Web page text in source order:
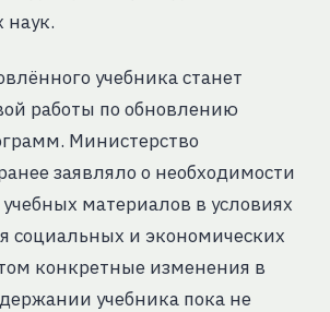
наук.
учебника станет
работы по обновлению
Министерство
заявляло о необходимости
материалов в условиях
социальных и экономических
конкретные изменения в
учебника пока не